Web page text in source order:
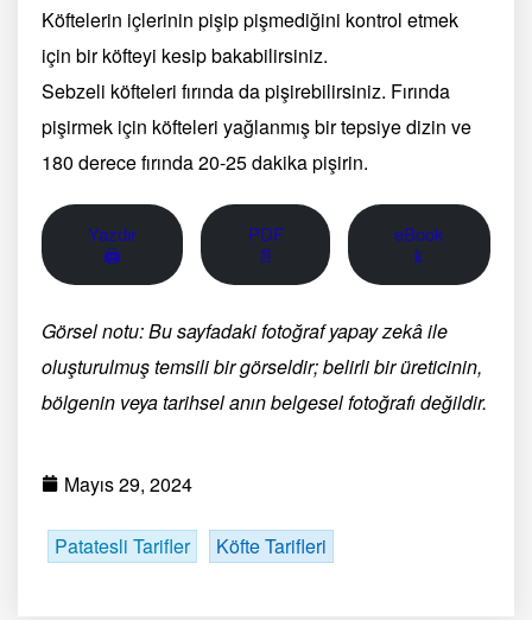
Köftelerin içlerinin pişip pişmediğini kontrol etmek
için bir köfteyi kesip bakabilirsiniz.
Sebzeli köfteleri fırında da pişirebilirsiniz. Fırında
pişirmek için köfteleri yağlanmış bir tepsiye dizin ve
180 derece fırında 20-25 dakika pişirin.
Yazdır
🖨
PDF
📄
eBook
📱
Görsel notu: Bu sayfadaki fotoğraf yapay zekâ ile
oluşturulmuş temsili bir görseldir; belirli bir üreticinin,
bölgenin veya tarihsel anın belgesel fotoğrafı değildir.
Mayıs 29, 2024
Patatesli Tarifler Köfte Tarifleri